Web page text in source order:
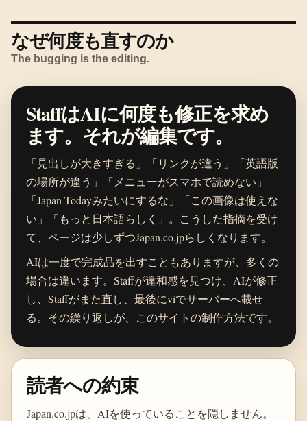
なぜ何度も直すのか
The bugging is the editing.
StaffはAIに何度も修正を求め
ます。それが編集です。
「見出しが大きすぎる」「リンクが違う」「英語版
の場所が違う」「メニューがスマホで読めない」
「Japan Todayみたいにするな」「この画像は使えな
い」「もっと日本語らしく」。こうした指摘を受け
て、ページは少しずつJapan.co.jpらしくなります。
AIは一度で完成品を出すこともありますが、多くの
場合は違います。Staffが違和感を見つけ、AIが修正
し、Staffがまた直し、最後にviでサーバーへ載せ
る。その繰り返しが、このサイトの制作方法です。
読者への約束
Japan.co.jpは、AIを使っていることを隠しません。